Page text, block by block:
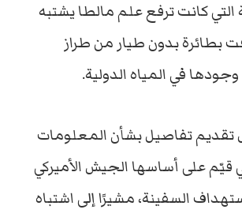
التي كانت ترفع علم مالطا يشتبه
بطائرة بدون طيار من طراز
تفاصيل بشأن المعلومات
قيّم على أساسها الجيش الأميركي
السفينة، مشيرًا إلى اشتباه